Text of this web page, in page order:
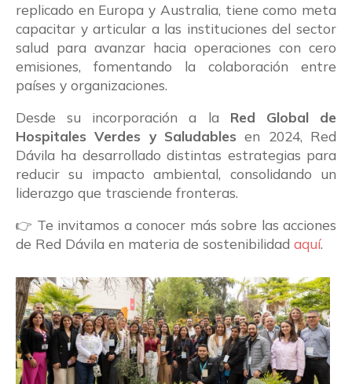
replicado en Europa y Australia, tiene como meta
capacitar y articular a las instituciones del sector
salud para avanzar hacia operaciones con cero
emisiones, fomentando la colaboración entre
países y organizaciones.
Desde su incorporación a la Red Global de
Hospitales Verdes y Saludables en 2024, Red
Dávila ha desarrollado distintas estrategias para
reducir su impacto ambiental, consolidando un
liderazgo que trasciende fronteras.
👉 Te invitamos a conocer más sobre las acciones
de Red Dávila en materia de sostenibilidad aquí.